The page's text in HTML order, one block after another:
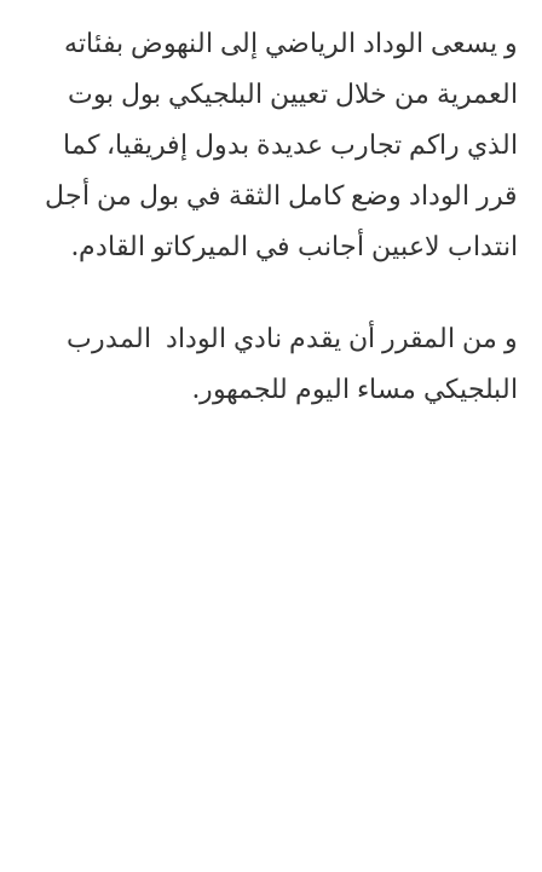
و يسعى الوداد الرياضي إلى النهوض بفئاته
العمرية من خلال تعيين البلجيكي بول بوت
الذي راكم تجارب عديدة بدول إفريقيا، كما
قرر الوداد وضع كامل الثقة في بول من أجل
انتداب لاعبين أجانب في الميركاتو القادم.
و من المقرر أن يقدم نادي الوداد المدرب
البلجيكي مساء اليوم للجمهور.